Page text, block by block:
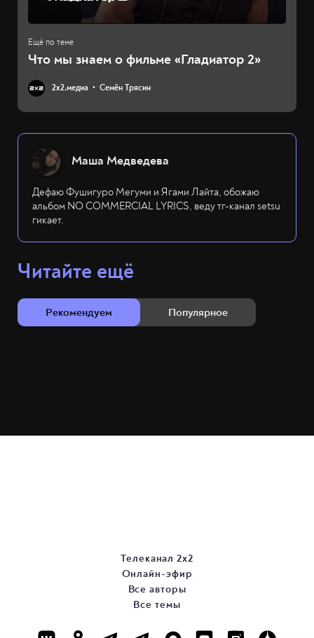
Что мы знаем о фильме «Гладиатор 2»
2х2.медиа Семён Трясин
Маша Медведева
Дефаю Фушигуро Мегуми и Ягами Лайта, обожаю
альбом NO COMMERCIAL LYRICS, веду тг-канал setsu
гикает.
Читайте ещё
Рекомендуем Популярное
Телеканал 2х2
Онлайн-эфир
Все авторы
Все темы